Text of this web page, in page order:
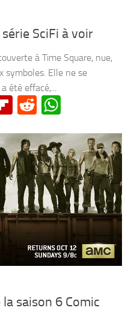
SciFi à voir
à Time Square, nue,
Elle ne se
été effacé,...
Flipboard
Reddit
saison 6 Comic